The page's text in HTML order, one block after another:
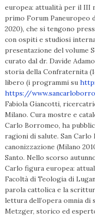
europea: attualità per il III
primo Forum Paneuropeo
2020), che si tengono
con ospiti e studiosi
presentazione del volume
curato dal dr. Davide
storia della Confraternita
libero (i programmi su
https://
Fabiola Giancotti,
Milano. Cura mostre e
Carlo Borromeo, ha
ragioni di salute. San
canonizzazione (Milano
Santo. Nello scorso
Carlo figura europea:
Facoltà di Teologia di
parola cattolica e la
lettura dell’opera omnia di
Metzger, storico ed